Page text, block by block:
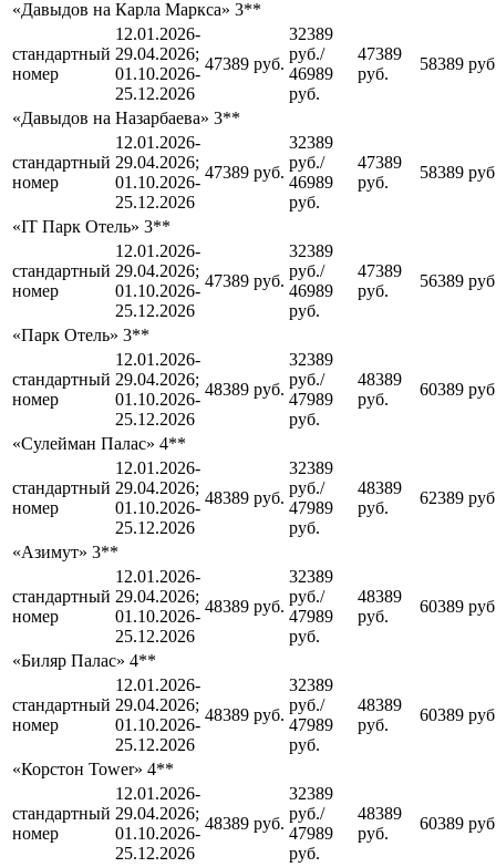
«Давыдов на Карла Маркса» 3**
стандартный
номер
12.01.2026-
29.04.2026;
01.10.2026-
25.12.2026
47389 руб.
32389
руб./
46989
руб.
47389
руб.
58389
«Давыдов на Назарбаева» 3**
стандартный
номер
12.01.2026-
29.04.2026;
01.10.2026-
25.12.2026
47389 руб.
32389
руб./
46989
руб.
47389
руб.
58389
«IT Парк Отель» 3**
стандартный
номер
12.01.2026-
29.04.2026;
01.10.2026-
25.12.2026
47389 руб.
32389
руб./
46989
руб.
47389
руб.
56389
«Парк Отель» 3**
стандартный
номер
12.01.2026-
29.04.2026;
01.10.2026-
25.12.2026
48389 руб.
32389
руб./
47989
руб.
48389
руб.
60389
«Сулейман Палас» 4**
стандартный
номер
12.01.2026-
29.04.2026;
01.10.2026-
25.12.2026
48389 руб.
32389
руб./
47989
руб.
48389
руб.
62389
«Азимут» 3**
стандартный
номер
12.01.2026-
29.04.2026;
01.10.2026-
25.12.2026
48389 руб.
32389
руб./
47989
руб.
48389
руб.
60389
«Биляр Палас» 4**
стандартный
номер
12.01.2026-
29.04.2026;
01.10.2026-
25.12.2026
48389 руб.
32389
руб./
47989
руб.
48389
руб.
60389
«Корстон Tower» 4**
стандартный
номер
12.01.2026-
29.04.2026;
01.10.2026-
25.12.2026
48389 руб.
32389
руб./
47989
руб.
48389
руб.
60389